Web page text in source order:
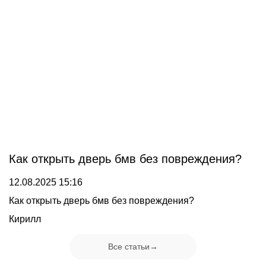
Как открыть дверь бмв без повреждения?
12.08.2025 15:16
Как открыть дверь бмв без повреждения?
Кирилл
Все статьи→